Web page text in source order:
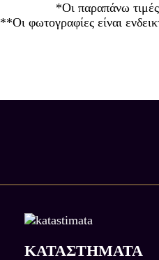
*Οι παραπάνω τιμές
**Οι φωτογραφίες είναι
ΚΑΤΑΣΤΗΜΑΤΑ